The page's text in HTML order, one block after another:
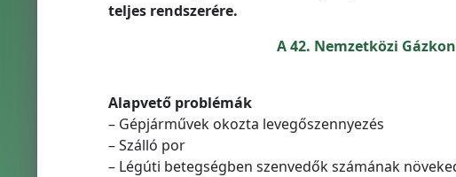
teljes rendszerére.
A 42. Nemzetközi
Alapvető problémák
– Gépjárművek okozta levegőszennyezés
– Szálló por
– Légúti betegségben szenvedők számának